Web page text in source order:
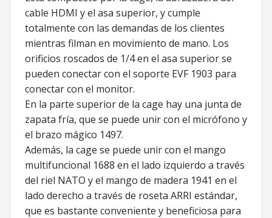
cable HDMI y el asa superior, y cumple
totalmente con las demandas de los clientes
mientras filman en movimiento de mano. Los
orificios roscados de 1/4 en el asa superior se
pueden conectar con el soporte EVF 1903 para
conectar con el monitor.
En la parte superior de la cage hay una junta de
zapata fría, que se puede unir con el micrófono y
el brazo mágico 1497.
Además, la cage se puede unir con el mango
multifuncional 1688 en el lado izquierdo a través
del riel NATO y el mango de madera 1941 en el
lado derecho a través de roseta ARRI estándar,
que es bastante conveniente y beneficiosa para